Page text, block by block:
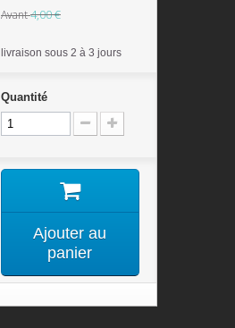
Avant4,00 €
livraison sous 2 à 3 jours
Quantité
Ajouter au
panier